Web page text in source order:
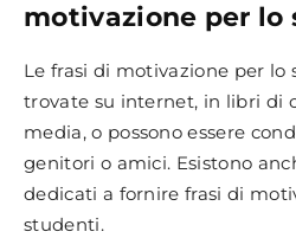
motivazione per lo
Le frasi di motivazione per lo
trovate su internet, in libri di
media, o possono essere
genitori o amici. Esistono
dedicati a fornire frasi di
studenti.